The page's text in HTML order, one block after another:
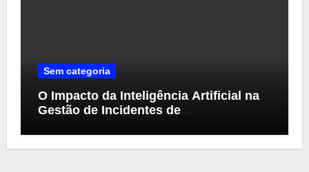
Sem categoria
O Impacto da Inteligência Artificial na
Gestão de Incidentes de